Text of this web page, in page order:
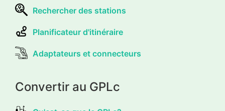
Rechercher des stations
Planificateur d'itinéraire
Adaptateurs et connecteurs
Convertir au GPLc